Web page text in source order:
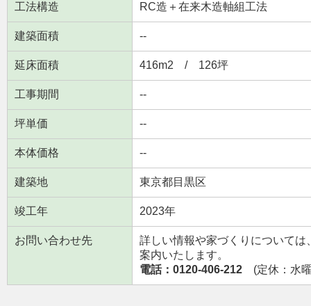
工法構造 RC造＋在来木造軸組工法
建築面積 --
延床面積 416m2 / 126坪
工事期間 --
坪単価 --
本体価格 --
建築地 東京都目黒区
竣工年 2023年
お問い合わせ先
詳しい情報や家づくりについて
案内いたします。
電話：0120-406-212 (定休：水